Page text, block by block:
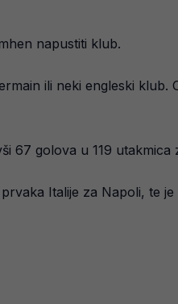
napustiti klub.
ili neki engleski
67 golova u 119 utakmica
Italije za Napoli, te